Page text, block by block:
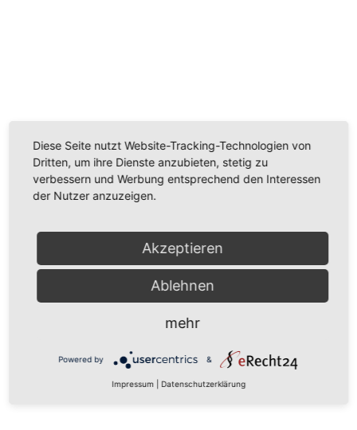
Wir verwenden einen Service eines Drittanbieters, um
Videoinhalte einzubetten. Dieser Service kann Daten
zu Ihren Aktivitäten sammeln. Bitte lesen Sie die Details
durch und stimmen Sie der Nutzung des Service zu,
um dieses Video anzusehen.
Akzeptieren
Platform
Diese Seite nutzt Website-Tracking-Technologien von
Dritten, um ihre Dienste anzubieten, stetig zu
verbessern und Werbung entsprechend den Interessen
der Nutzer anzuzeigen.
Akzeptieren
Ablehnen
mehr
Powered by &
Impressum Datenschutzerklärung